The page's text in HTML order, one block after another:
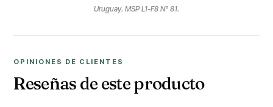
Uruguay. MSP L1-F8 N° 81.
OPINIONES DE CLIENTES
Reseñas de este producto